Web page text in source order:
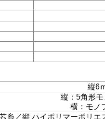
縦6
縦：5角形モ
横：モノ
糸／縦 ハイポリマーポリエ